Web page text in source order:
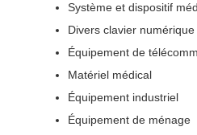
Système et dispositif
Divers clavier
Équipement de
Matériel médical
Équipement industriel
Équipement de ménage